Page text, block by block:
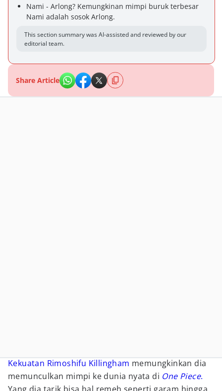
Nami - Arlong? Kemungkinan mimpi buruk terbesar
Nami adalah sosok Arlong.
This section summary was AI-assisted and reviewed by our
editorial team.
Share Article
Kekuatan Rimoshifu Killingham memungkinkan dia
memunculkan mimpi ke dunia nyata di One Piece.